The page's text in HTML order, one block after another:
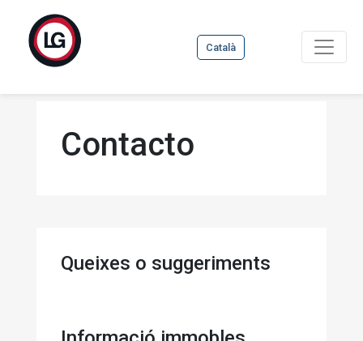
Català
Contacto
Queixes o suggeriments